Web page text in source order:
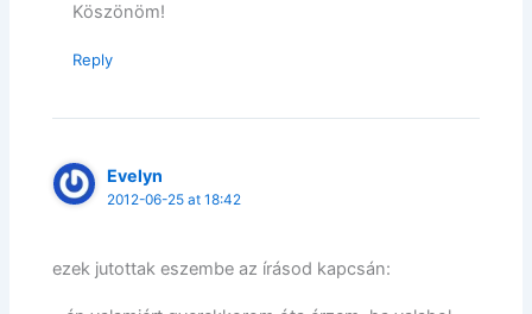
Köszönöm!
Reply
Evelyn
2012-06-25 at 18:42
ezek jutottak eszembe az írásod kapcsán: